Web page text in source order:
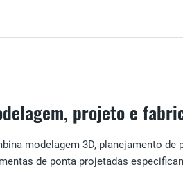
projeto e
modelagem 3D, planejamento
de ponta projetadas